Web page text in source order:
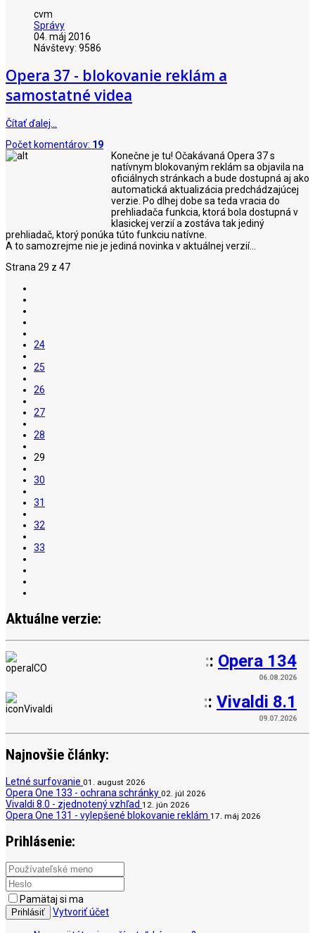
cvm
Správy
04. máj 2016
Návštevy: 9586
Opera 37 - blokovanie reklám a
samostatné videa
Čítať ďalej…
Počet komentárov: 19
Konečne je tu! Očakávaná Opera 37 s
natívnym blokovaným reklám sa objavila na
oficiálnych stránkach a bude dostupná aj ako
automatická aktualizácia predchádzajúcej
verzie. Po dlhej dobe sa teda vracia do
prehliadača funkcia, ktorá bola dostupná v
klasickej verzií a zostáva tak jediný
prehliadač, ktorý ponúka túto funkciu natívne.
A to samozrejme nie je jediná novinka v aktuálnej verzií...
Strana 29 z 47
24
25
26
27
28
29
30
31
32
33
Aktuálne verzie:
:: Opera 134
06.08.2026
:: Vivaldi 8.1
09.07.2026
Najnovšie články:
Letné surfovanie 01. august 2026
Opera One 133 - ochrana schránky 02. júl 2026
Vivaldi 8.0 - zjednotený vzhľad 12. jún 2026
Opera One 131 - vylepšené blokovanie reklám 17. máj 2026
Prihlásenie:
Pamätaj si ma
Prihlásiť Vytvoriť účet